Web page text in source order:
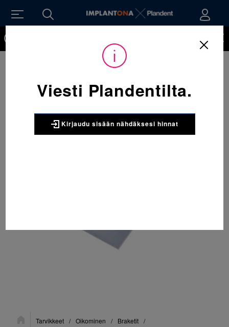
Sijainti:Tarvikkeet / Oikominen / Braketit /
Viesti Plandentilta.
Kirjaudu sisään nähdäksesi hinnat